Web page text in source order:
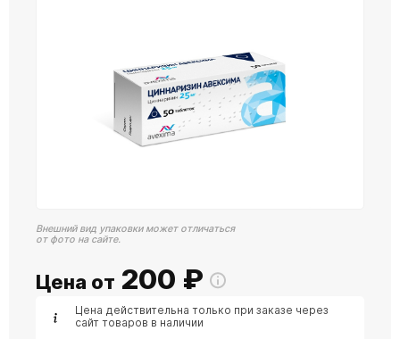
Внешний вид упаковки может отличаться
от фото на сайте.
Цена от 200 ₽
Цена действительна только при заказе через
сайт товаров в наличии